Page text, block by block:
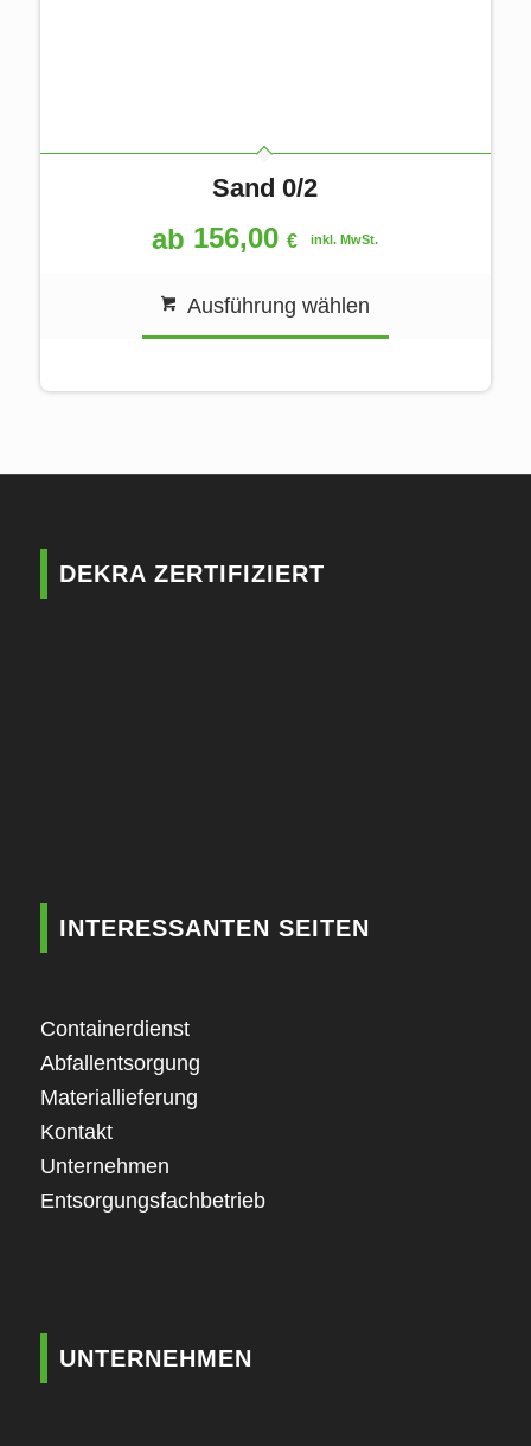
Sand 0/2
ab 156,00€ inkl. MwSt.
Ausführung wählen
DEKRA ZERTIFIZIERT
INTERESSANTEN SEITEN
Containerdienst
Abfallentsorgung
Materiallieferung
Kontakt
Unternehmen
Entsorgungsfachbetrieb
UNTERNEHMEN